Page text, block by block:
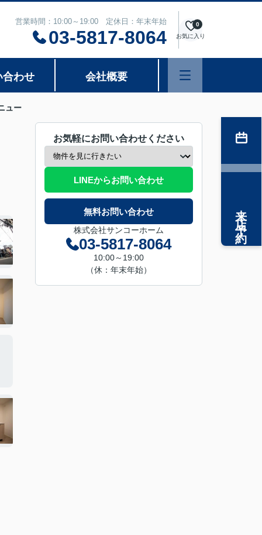
営業時間：10:00～19:00 定休日：年末年始
03-5817-8064 お気に入り
0
合わせ 会社概要
ュー
お気軽にお問い合わせください
LINEからお問い合わせ
無料お問い合わせ
株式会社サンコーホーム
03-5817-8064
10:00～19:00
（休：年末年始）
来店予約